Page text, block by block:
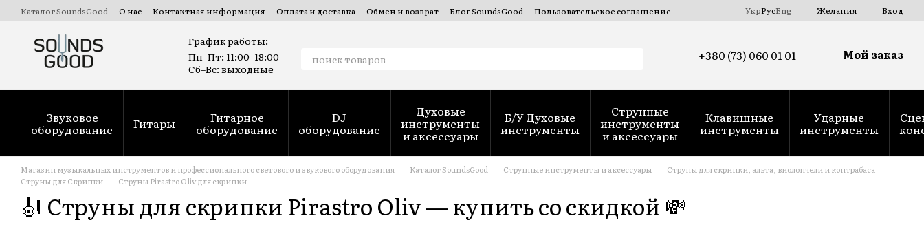
Перейти к основному контенту
Каталог SoundsGood О нас Контактная информация Оплата и доставка Обмен и возврат Блог SoundsGood
Пользовательское соглашение
УкрРусEng Желания Вход
График работы:
Пн–Пт: 11:00–18:00
Сб–Вс: выходные
+380 (73) 060 01 01 Мой заказ
Звуковое
оборудование Гитары Гитарное
оборудование
DJ
оборудование
Духовые
инструменты
и аксессуары
Б/У Духовые
инструменты
Струнные
инструменты
и аксессуары
Клавишные
инструменты
Ударные
инструменты
Магазин музыкальных инструментов и профессионального светового и звукового оборудования Каталог SoundsGood Струнные инструменты и аксессуары
Струны для скрипки, альта, виолончели и контрабаса
Струны для Скрипки
Струны Pirastro Oliv для скрипки
🎻 Струны для скрипки Pirastro Oliv — купить со скидкой 💸